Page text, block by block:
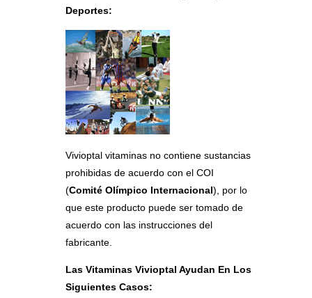
Deportes:
Vivioptal vitaminas no contiene sustancias
prohibidas de acuerdo con el COI
(Comité Olímpico Internacional), por lo
que este producto puede ser tomado de
acuerdo con las instrucciones del
fabricante.
Las Vitaminas Vivioptal Ayudan En Los
Siguientes Casos: